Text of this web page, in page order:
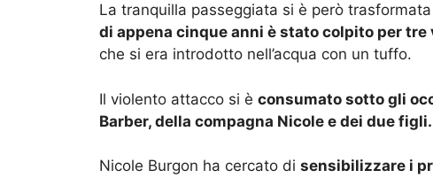
La tranquilla passeggiata si è però
di appena cinque anni è stato colpito per
che si era introdotto nell’acqua con un tuffo.
Il violento attacco si è consumato sotto gli
Barber, della compagna Nicole e dei due figli.
Nicole Burgon ha cercato di sensibilizzare i